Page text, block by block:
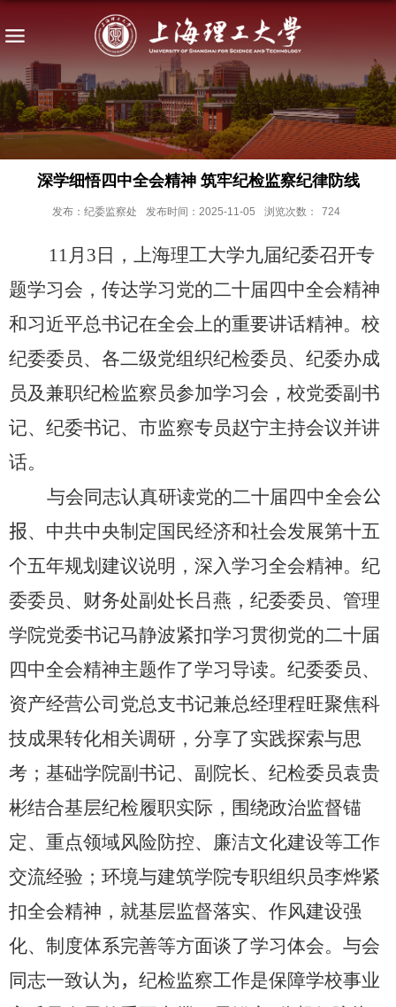
深学细悟四中全会精神 筑牢纪检监察纪律防线
发布：纪委监察处 发布时间：2025-11-05 浏览次数： 724
11月 3 日，上海理工大学九届纪委召开专
题学习会，传达学习党的二十届四中全会精神
和习近平总书记在全会上的重要讲话精神。校
纪委委员、各二级党组织纪检委员、纪委办成
员及兼职纪检监察员参加学习会，校党委副书
记、纪委书记、市监察专员赵宁主持会议并讲
话。
与会同志认真研读党的二十届四中全会公
报、中共中央制定国民经济和社会发展第十五
个五年规划建议说明，深入学习全会精神。纪
委委员、财务处副处长吕燕，纪委委员、管理
学院党委书记马静波紧扣学习贯彻党的二十届
四中全会精神主题作了学习导读。纪委委员、
资产经营公司党总支书记兼总经理程旺聚焦科
技成果转化相关调研，分享了实践探索与思
考；基础学院副书记、副院长、纪检委员袁贵
彬结合基层纪检履职实际，围绕政治监督锚
定、重点领域风险防控、廉洁文化建设等工作
交流经验；环境与建筑学院专职组织员李烨紧
扣全会精神，就基层监督落实、作风建设强
化、制度体系完善等方面谈了学习体会。与会
同志一致认为 ， 纪检监察工作是保障学校事业